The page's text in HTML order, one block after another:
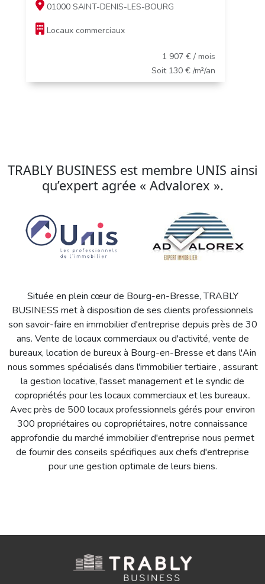
01000 SAINT-DENIS-LES-BOURG
Locaux commerciaux
1 907 € / mois
Soit 130 € /m²/an
TRABLY BUSINESS est membre UNIS ainsi
qu’expert agrée « Advalorex ».
Située en plein cœur de Bourg-en-Bresse, TRABLY
BUSINESS met à disposition de ses clients professionnels
son savoir-faire en immobilier d'entreprise depuis près de 30
ans. Vente de locaux commerciaux ou d'activité, vente de
bureaux, location de bureux à Bourg-en-Bresse et dans l'Ain
nous sommes spécialisés dans l'immobilier tertiaire , assurant
la gestion locative, l'asset management et le syndic de
copropriétés pour les locaux commerciaux et les bureaux..
Avec près de 500 locaux professionnels gérés pour environ
300 propriétaires ou copropriétaires, notre connaissance
approfondie du marché immobilier d'entreprise nous permet
de fournir des conseils spécifiques aux chefs d'entreprise
pour une gestion optimale de leurs biens.